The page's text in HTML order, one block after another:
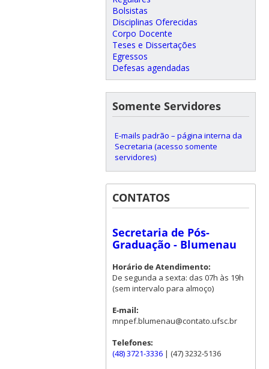
Bolsistas
Disciplinas Oferecidas
Corpo Docente
Teses e Dissertações
Egressos
Defesas agendadas
Somente Servidores
E-mails padrão – página interna da
Secretaria (acesso somente
servidores)
CONTATOS
Secretaria de Pós-
Graduação - Blumenau
Horário de Atendimento:
De segunda a sexta: das 07h às 19h
(sem intervalo para almoço)
E-mail:
mnpef.blumenau@contato.ufsc.br
Telefones:
(48) 3721-3336| (47) 3232-5136